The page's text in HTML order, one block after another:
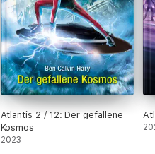
Atlantis 2 / 12: Der gefallene
Kosmos
2023